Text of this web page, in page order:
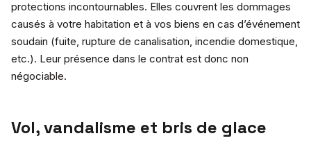
protections incontournables. Elles couvrent les dommages
causés à votre habitation et à vos biens en cas d’événement
soudain (fuite, rupture de canalisation, incendie domestique,
etc.). Leur présence dans le contrat est donc non
négociable.
Vol, vandalisme et bris de glace